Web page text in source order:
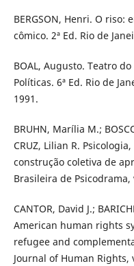
BERGSON, Henri. O riso:
cômico. 2ª Ed. Rio de
BOAL, Augusto. Teatro
Políticas. 6ª Ed. Rio de
1991.
BRUHN, Marília M.;
CRUZ, Lilian R.
construção coletiva de
Brasileira de Psicodrama,
CANTOR, David J.;
American human rights
refugee and
Journal of Human Rights,